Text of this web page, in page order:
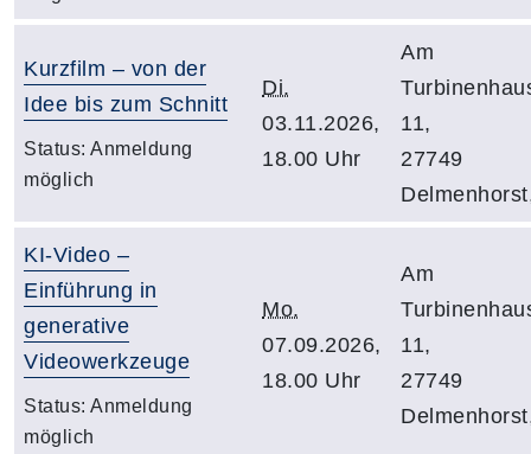
Kurzfilm – von der
Idee bis zum Schnitt
Status: Anmeldung
möglich
Di.
03.11.2026,
18.00 Uhr
Am
11,
27749
KI-Video –
Einführung in
generative
Videowerkzeuge
Status: Anmeldung
möglich
Mo.
07.09.2026,
18.00 Uhr
Am
11,
27749